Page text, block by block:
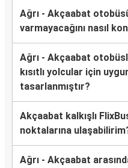
Ağrı - Akçaabat
varmayacağını nasıl
Ağrı - Akçaabat
kısıtlı yolcular için
tasarlanmıştır?
Akçaabat kalkışlı
noktalarına
Ağrı - Akçaabat